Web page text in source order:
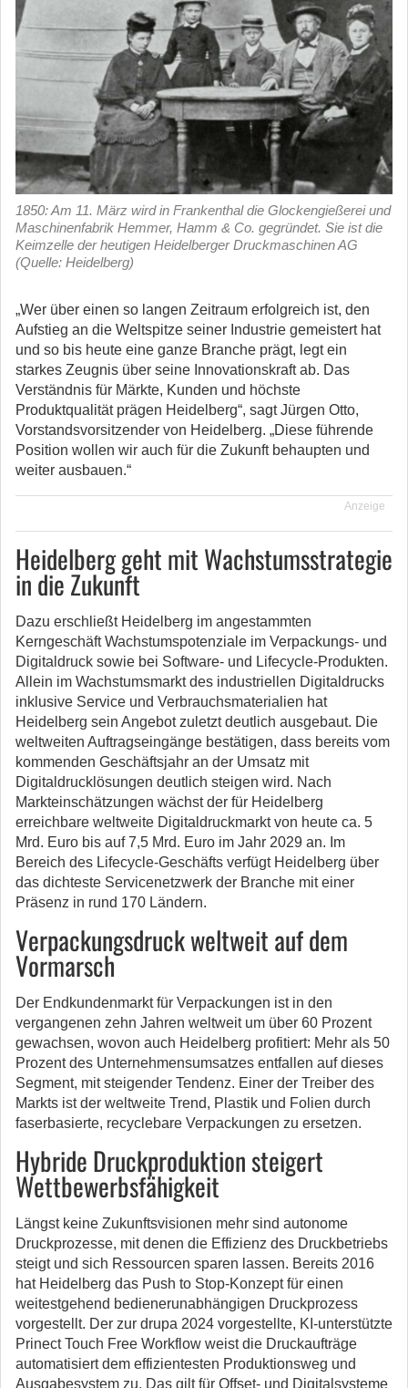
1850: Am 11. März wird in Frankenthal die Glockengießerei und
Maschinenfabrik Hemmer, Hamm & Co. gegründet. Sie ist die
Keimzelle der heutigen Heidelberger Druckmaschinen AG
(Quelle: Heidelberg)
„Wer über einen so langen Zeitraum erfolgreich ist, den
Aufstieg an die Weltspitze seiner Industrie gemeistert hat
und so bis heute eine ganze Branche prägt, legt ein
starkes Zeugnis über seine Innovationskraft ab. Das
Verständnis für Märkte, Kunden und höchste
Produktqualität prägen Heidelberg“, sagt Jürgen Otto,
Vorstandsvorsitzender von Heidelberg. „Diese führende
Position wollen wir auch für die Zukunft behaupten und
weiter ausbauen.“
Anzeige
Heidelberg geht mit Wachstumsstrategie
in die Zukunft
Dazu erschließt Heidelberg im angestammten
Kerngeschäft Wachstumspotenziale im Verpackungs- und
Digitaldruck sowie bei Software- und Lifecycle-Produkten.
Allein im Wachstumsmarkt des industriellen Digitaldrucks
inklusive Service und Verbrauchsmaterialien hat
Heidelberg sein Angebot zuletzt deutlich ausgebaut. Die
weltweiten Auftragseingänge bestätigen, dass bereits vom
kommenden Geschäftsjahr an der Umsatz mit
Digitaldrucklösungen deutlich steigen wird. Nach
Markteinschätzungen wächst der für Heidelberg
erreichbare weltweite Digitaldruckmarkt von heute ca. 5
Mrd. Euro bis auf 7,5 Mrd. Euro im Jahr 2029 an. Im
Bereich des Lifecycle-Geschäfts verfügt Heidelberg über
das dichteste Servicenetzwerk der Branche mit einer
Präsenz in rund 170 Ländern.
Verpackungsdruck weltweit auf dem
Vormarsch
Der Endkundenmarkt für Verpackungen ist in den
vergangenen zehn Jahren weltweit um über 60 Prozent
gewachsen, wovon auch Heidelberg profitiert: Mehr als 50
Prozent des Unternehmensumsatzes entfallen auf dieses
Segment, mit steigender Tendenz. Einer der Treiber des
Markts ist der weltweite Trend, Plastik und Folien durch
faserbasierte, recyclebare Verpackungen zu ersetzen.
Hybride Druckproduktion steigert
Wettbewerbsfähigkeit
Längst keine Zukunftsvisionen mehr sind autonome
Druckprozesse, mit denen die Effizienz des Druckbetriebs
steigt und sich Ressourcen sparen lassen. Bereits 2016
hat Heidelberg das Push to Stop-Konzept für einen
weitestgehend bedienerunabhängigen Druckprozess
vorgestellt. Der zur drupa 2024 vorgestellte, KI-unterstützte
Prinect Touch Free Workflow weist die Druckaufträge
automatisiert dem effizientesten Produktionsweg und
Ausgabesystem zu. Das gilt für Offset- und Digitalsysteme